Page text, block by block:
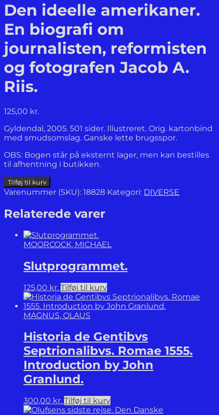
Den ideelle amerikaner.
En biografi om
journalisten, reformisten
og fotografen Jacob A.
Riis.
125,00 kr.
Gyldendal, 2005. 501 sider. Illustreret. Orig. kartonbind
med smudsomslag. Ganske lette brugsspor.
OBS: Bogen står på eksternt lager, men kan bestilles
til afhentning i butikken.
Den
ideelle
En
biografi
journalisten,
reformisten
fotografen
Jacob
Tilføj til kurv
Varenummer (SKU): 18828 Kategori: DIVERSE
Relaterede varer
MOORCOCK, MICHAEL
Slutprogrammet.
125,00 kr. Tilføj til kurv
MAGNUS, OLAUS
Historia de Gentibvs
Septrionalibvs. Romae 1555.
Introduction by John
Granlund.
300,00 kr. Tilføj til kurv